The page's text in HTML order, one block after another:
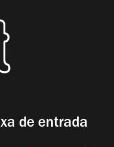
de entrada